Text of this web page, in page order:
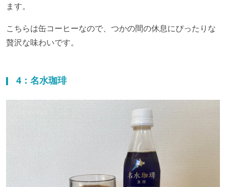
ます。
こちらは缶コーヒーなので、つかの間の休息にぴったりな
贅沢な味わいです。
4：名水珈琲